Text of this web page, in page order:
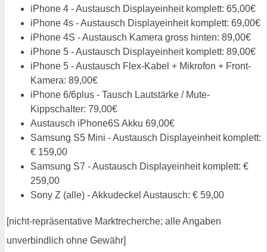
iPhone 4 - Austausch Displayeinheit komplett: 65,00€
iPhone 4s - Austausch Displayeinheit komplett: 69,00€
iPhone 4S - Austausch Kamera gross hinten: 89,00€
iPhone 5 - Austausch Displayeinheit komplett: 89,00€
iPhone 5 - Austausch Flex-Kabel + Mikrofon + Front-
Kamera: 89,00€
iPhone 6/6plus - Tausch Lautstärke / Mute-
Kippschalter: 79,00€
Austausch iPhone6S Akku 69,00€
Samsung S5 Mini - Austausch Displayeinheit komplett:
€ 159,00
Samsung S7 - Austausch Displayeinheit komplett: €
259,00
Sony Z (alle) - Akkudeckel Austausch: € 59,00
[nicht-repräsentative Marktrecherche; alle Angaben
unverbindlich ohne Gewähr]